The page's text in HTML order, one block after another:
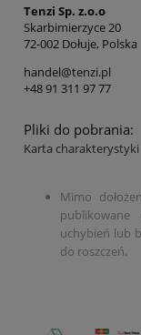
Tenzi Sp. z.o.o
Skarbimierzyce 20
72-002 Dołuje, Polska
handel@tenzi.pl
+48 91 311 97 77
Pliki do pobrania:
Karta charakterystyki
Mimo
uchybień lub
do roszczeń.